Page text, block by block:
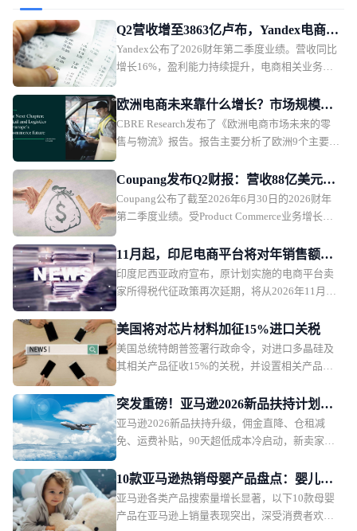
Q2营收增至3863亿卢布，Yandex电商业
务首次盈利
Yandex公布了2026财年第二季度业绩。营收同比
增长16%，盈利能力持续提升，电商相关业务首
欧洲电商未来靠什么增长？市场规模、
品类与物流全面解析
CBRE Research发布了《欧洲电商市场未来的零
售与物流》报告。报告主要分析了欧洲9个主要市
市场趋势，探讨未来欧洲电商市场的发展方向。
Coupang发布Q2财报：营收88亿美元，
盈利能力承压
Coupang公布了截至2026年6月30日的2026财年
第二季度业绩。受Product Commerce业务增长放
持增长，但利润承压。
11月起，印尼电商平台将对年销售额超5
亿卢比卖家征税
印度尼西亚政府宣布，原计划实施的电商平台卖
家所得税代征政策再次延期，将从2026年11月1
要是为了在当前经济环境下维护消费者购买力，
政策本身内容不会改变，只是推迟实施时间。
美国将对芯片材料加征15%进口关税
美国总统特朗普签署行政命令，对进口多晶硅及
其相关产品征收15%的关税，并设置相关产品的
效。
突发重磅！亚马逊2026新品扶持计划出
炉，物流、仓储、佣金三重补贴
亚马逊2026新品扶持升级，佣金直降、仓租减
免、运费补贴，90天超低成本冷启动，新卖家红
10款亚马逊热销母婴产品盘点：婴儿护
理产品月销过万
亚马逊各类产品搜索量增长显著，以下10款母婴
产品在亚马逊上销量表现突出，深受消费者欢